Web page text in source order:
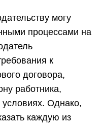
могу
процессами на
к
договора,
работника,
Однако,
каждую из